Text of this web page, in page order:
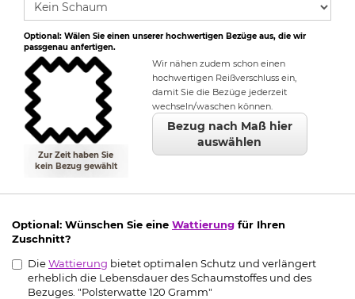
Optional: Wälen Sie einen unserer hochwertigen Bezüge aus, die wir
passgenau anfertigen.
Zur Zeit haben Sie
kein Bezug gewählt
Wir nähen zudem schon einen
hochwertigen Reißverschluss ein,
damit Sie die Bezüge jederzeit
wechseln/waschen können.
Bezug nach Maß hier
auswählen
Optional: Wünschen Sie eine Wattierung für Ihren
Zuschnitt?
DieWattierung bietet optimalen Schutz und verlängert
erheblich die Lebensdauer des Schaumstoffes und des
Bezuges. "Polsterwatte 120 Gramm"